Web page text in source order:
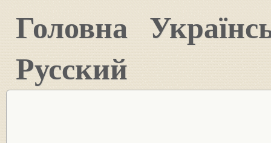
Головна
Русский